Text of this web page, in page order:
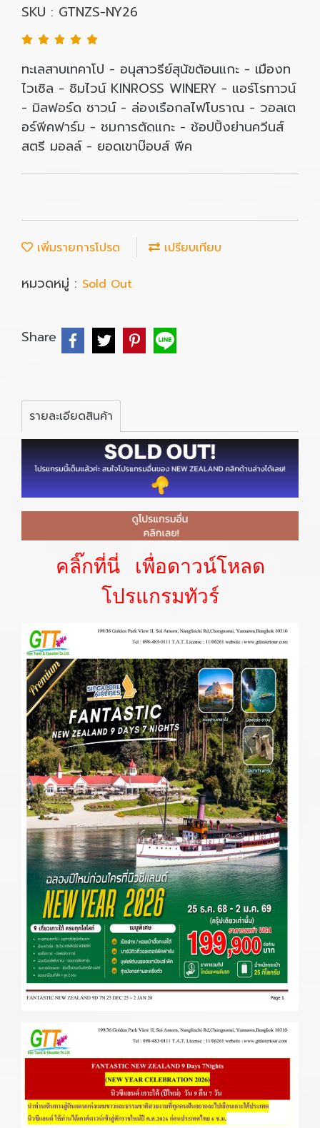
SKU : GTNZS-NY26
ทะเลสาบเทคาโป - อนุสาวรีย์สุนัขต้อนแกะ - เมืองท
ไวเซิล - ชิมไวน์ KINROSS WINERY - แอร์โรทาวน์
- มิลฟอร์ด ซาวน์ - ล่องเรือกลไฟโบราณ - วอลเต
อร์พีคฟาร์ม - ชมการตัดแกะ - ช้อปปิ้งย่านควีนส์
สตรี มอลล์ - ยอดเขาบ๊อบส์ พีค
เพิ่มรายการโปรด เปรียบเทียบ
หมวดหมู่ : Sold Out
Share
รายละเอียดสินค้า
คลิ๊กที่นี่ เพื่อดาวน์โหลด
โปรแกรมทัวร์